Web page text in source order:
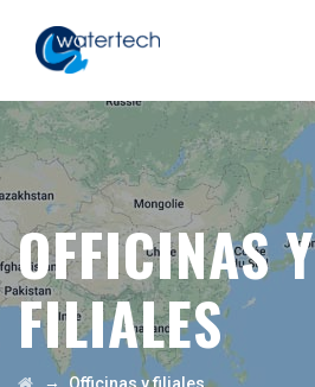
OFFICINAS Y
FILIALES
→